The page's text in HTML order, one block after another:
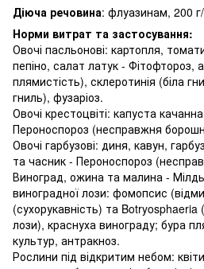
Діюча речовина: флуазинам, 200
Норми витрат та застосування:
Овочі пасльонові: картопля,
пепіно, салат латук - Фітофтороз,
плямистість), склеротинія (біла
гниль), фузаріоз.
Овочі крестоцвіті: капуста
Пероноспороз (несправжня
Овочі гарбузові: диня, кавун,
та часник - Пероноспороз
Виноград, ожина та малина -
виноградної лози: фомопсис
(сухорукавність) та Botryosphaeria
лози), краснуха винограду; бура
культур, антракноз.
Рослини під відкритим небом: